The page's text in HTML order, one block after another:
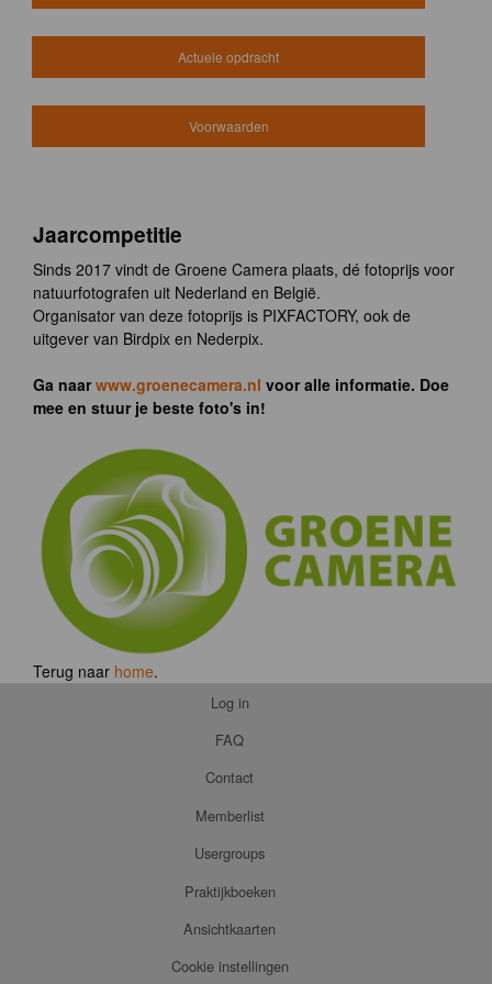
Actuele opdracht
Voorwaarden
Jaarcompetitie
Sinds 2017 vindt de Groene Camera plaats, dé fotoprijs voor
natuurfotografen uit Nederland en België.
Organisator van deze fotoprijs is PIXFACTORY, ook de
uitgever van Birdpix en Nederpix.
Ga naarwww.groenecamera.nl voor alle informatie. Doe
mee en stuur je beste foto's in!
Terug naar home.
Log in
FAQ
Contact
Memberlist
Usergroups
Praktijkboeken
Ansichtkaarten
Cookie instellingen